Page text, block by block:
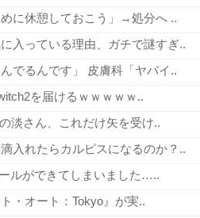
に休憩しておこう」→処分へ ..
入っている理由、ガチで謎すぎ..
でるんです」 皮膚科「ヤバイ..
を届けるｗｗｗｗｗ..
淡さん、これだけ矢を受け..
入れたらカルピスになるのか？..
ルができてしまいました…..
・オート：Tokyo』が実..